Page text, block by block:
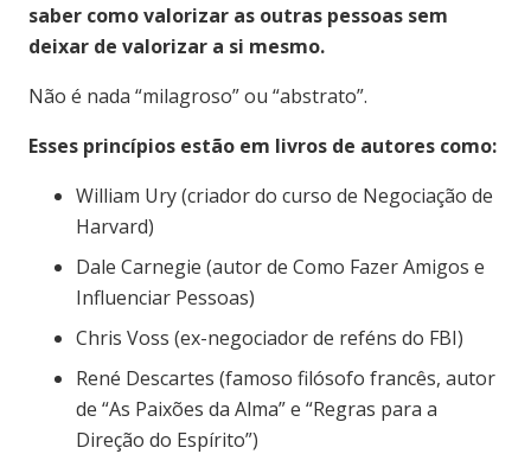
saber como valorizar as outras pessoas sem
deixar de valorizar a si mesmo.
Não é nada “milagroso” ou “abstrato”.
Esses princípios estão em livros de autores como:
William Ury (criador do curso de Negociação de
Harvard)
Dale Carnegie (autor de Como Fazer Amigos e
Influenciar Pessoas)
Chris Voss (ex-negociador de reféns do FBI)
René Descartes (famoso filósofo francês, autor
de “As Paixões da Alma” e “Regras para a
Direção do Espírito”)